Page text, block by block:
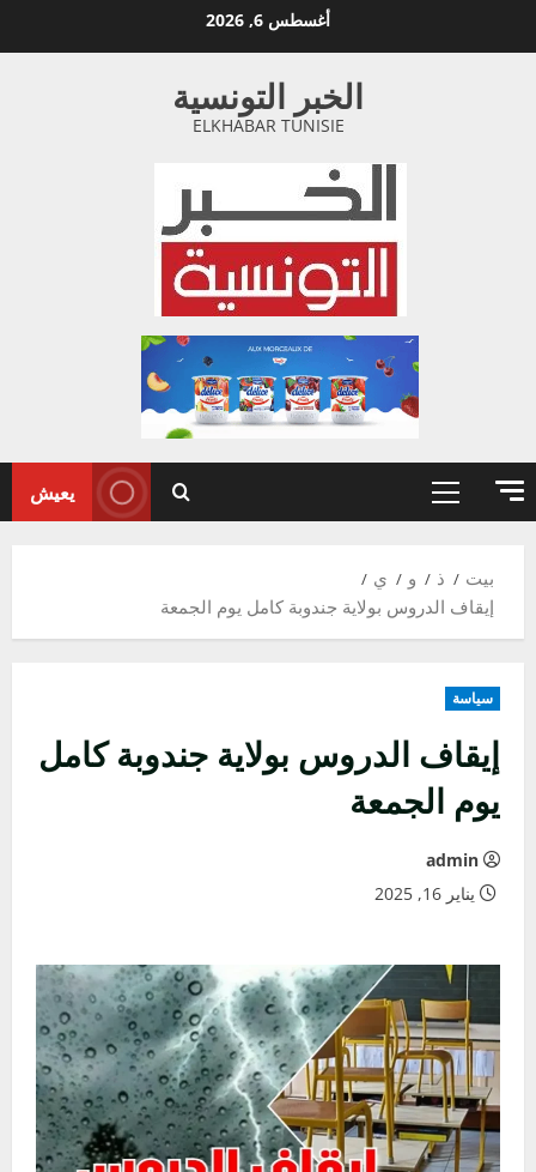
أغسطس 6, 2026
الخبر التونسية
ELKHABAR TUNISIE
القائمة
يعيش
بيت ذ و
ي
إيقاف الدروس بولاية جندوبة كامل يوم الجمعة
سياسة
إيقاف الدروس بولاية جندوبة كامل
يوم الجمعة
admin
يناير 16, 2025